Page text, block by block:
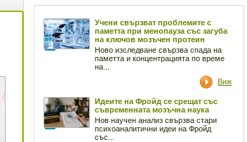
Учени свързват проблемите с
паметта при менопауза със загуба
на ключов мозъчен протеин
Ново изследване свързва спада на
паметта и концентрацията по време
на...
Виж
Идеите на Фройд се срещат със
съвременната мозъчна наука
Нов научен анализ свързва стари
психоаналитични идеи на Фройд
със...